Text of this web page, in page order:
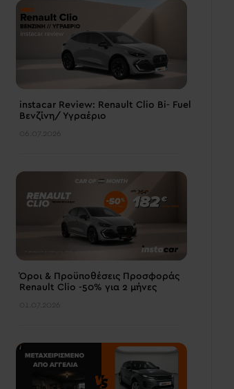
instacar Review: Renault Clio Bi- Fuel
Βενζίνη/ Υγραέριο
06.07.2026
Όροι & Προϋποθέσεις Προσφοράς
Renault Clio -50% για 2 μήνες
01.07.2026